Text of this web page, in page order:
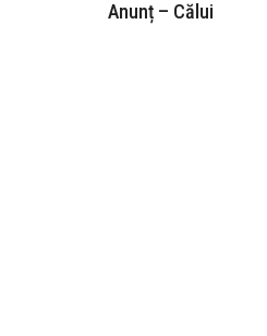
Anunț – Călui